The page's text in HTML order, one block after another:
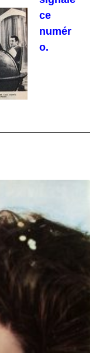
ce
numér
o.